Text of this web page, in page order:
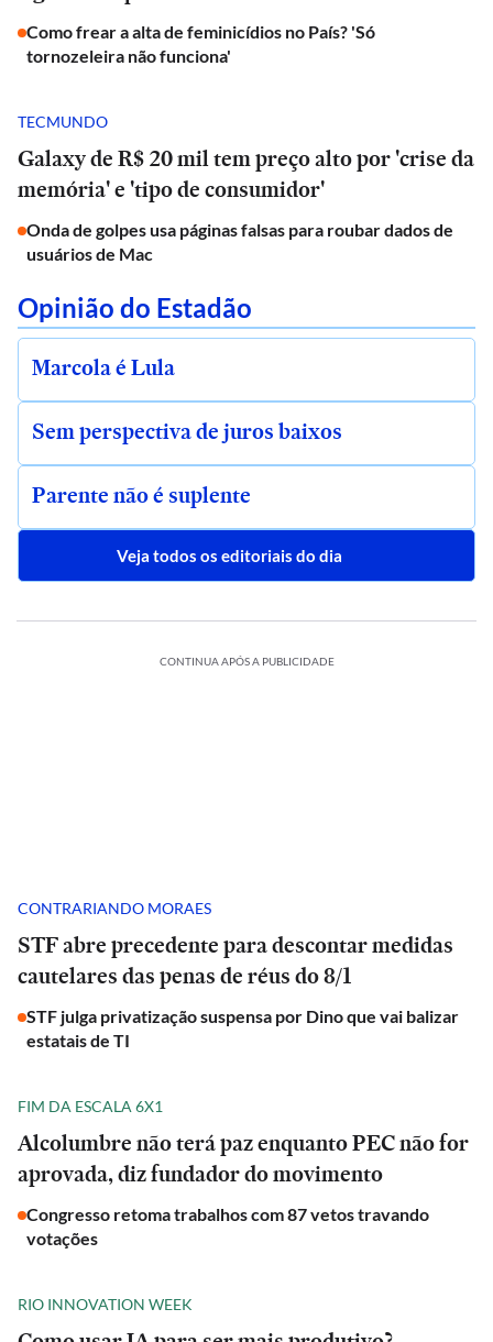
Como frear a alta de feminicídios no País? 'Só
tornozeleira não funciona'
TECMUNDO
Galaxy de R$ 20 mil tem preço alto por 'crise da
memória' e 'tipo de consumidor'
Onda de golpes usa páginas falsas para roubar dados de
usuários de Mac
Opinião do Estadão
Marcola é Lula
Sem perspectiva de juros baixos
Parente não é suplente
Veja todos os editoriais do dia
CONTINUA APÓS A PUBLICIDADE
CONTRARIANDO MORAES
STF abre precedente para descontar medidas
cautelares das penas de réus do 8/1
STF julga privatização suspensa por Dino que vai balizar
estatais de TI
FIM DA ESCALA 6X1
Alcolumbre não terá paz enquanto PEC não for
aprovada, diz fundador do movimento
Congresso retoma trabalhos com 87 vetos travando
votações
RIO INNOVATION WEEK